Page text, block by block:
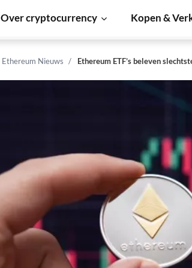
Over cryptocurrency Kopen &
Ethereum Nieuws Ethereum ETF’s beleven